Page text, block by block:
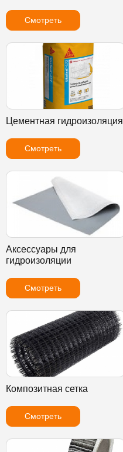
Смотреть
Цементная гидроизоляция
Смотреть
Аксессуары для
гидроизоляции
Смотреть
Композитная сетка
Смотреть